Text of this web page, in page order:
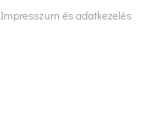
Impresszum és adatkezelés